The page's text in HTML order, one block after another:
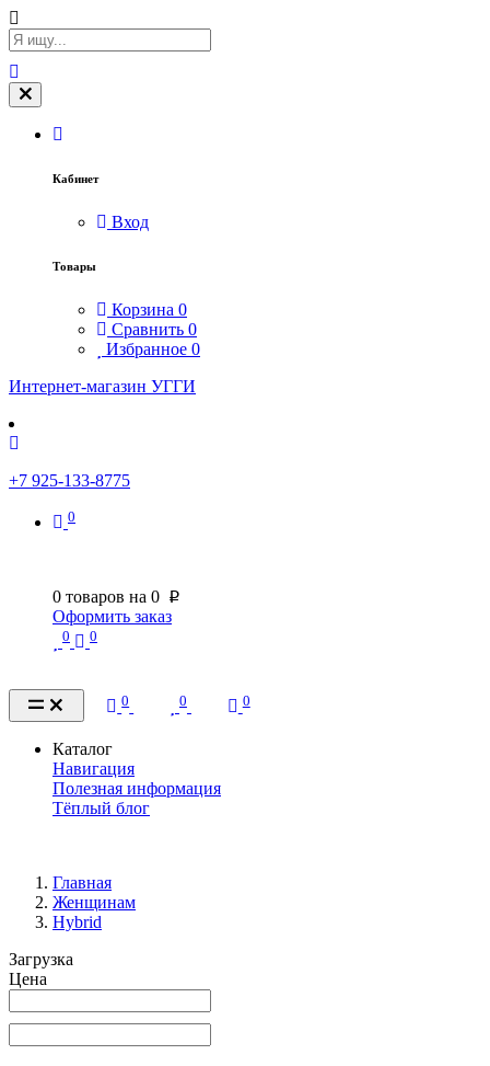
Кабинет
Вход
Товары
Корзина 0
Сравнить 0
Избранное 0
Интернет-магазин УГГИ
+7 925-133-8775
0
0 товаров на 0 p
Оформить заказ
0 0
0 0 0
Каталог
Навигация
Полезная информация
Тёплый блог
Главная
Женщинам
Hybrid
Загрузка
Цена